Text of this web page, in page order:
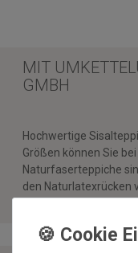
MIT
GMBH
Hochwertige
Größen können Sie
Naturfaserteppiche
den Naturlatexrücken